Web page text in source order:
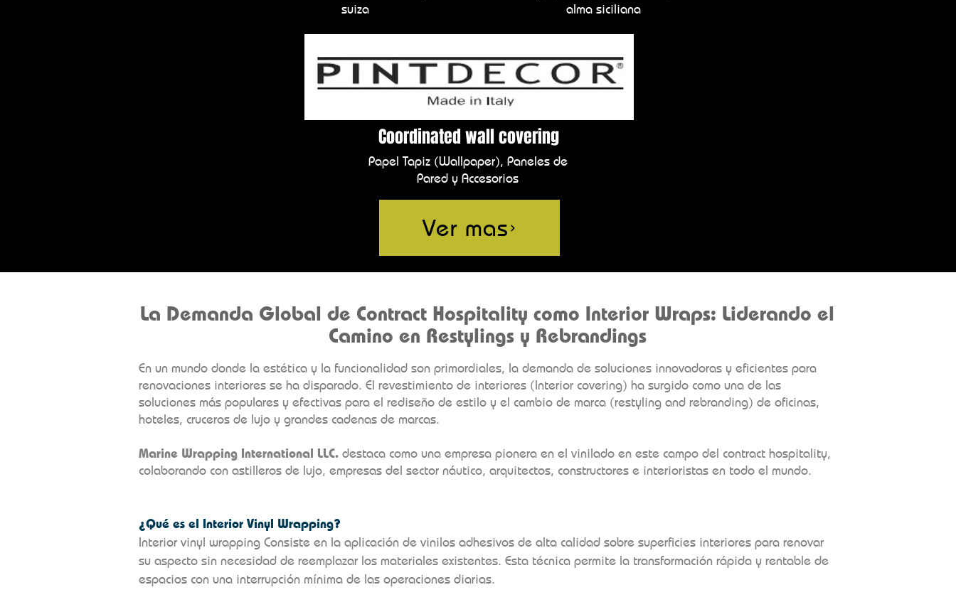
suiza
alma siciliana
Coordinated wall covering
Papel Tapiz (Wallpaper), Paneles de
Pared y Accesorios
Ver mas
La Demanda Global de Contract Hospitality como Interior Wraps: Liderando el
Camino en Restylings y Rebrandings
En un mundo donde la estética y la funcionalidad son primordiales, la demanda de soluciones innovadoras y eficientes para
renovaciones interiores se ha disparado. El revestimiento de interiores (Interior covering) ha surgido como una de las
soluciones más populares y efectivas para el rediseño de estilo y el cambio de marca (restyling and rebranding) de oficinas,
hoteles, cruceros de lujo y grandes cadenas de marcas.
Marine Wrapping International LLC. destaca como una empresa pionera en el vinilado en este campo del contract hospitality,
colaborando con astilleros de lujo, empresas del sector náutico, arquitectos, constructores e interioristas en todo el mundo.
¿Qué es el Interior Vinyl Wrapping?
Interior vinyl wrapping Consiste en la aplicación de vinilos adhesivos de alta calidad sobre superficies interiores para renovar
su aspecto sin necesidad de reemplazar los materiales existentes. Esta técnica permite la transformación rápida y rentable de
espacios con una interrupción mínima de las operaciones diarias.